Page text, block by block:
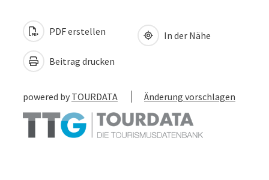
PDF erstellen
Beitrag drucken
In der Nähe
powered by TOURDATA Änderung vorschlagen